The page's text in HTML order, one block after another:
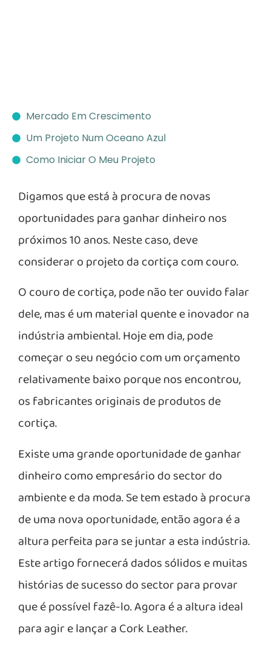
Mercado Em Crescimento
Um Projeto Num Oceano Azul
Como Iniciar O Meu Projeto
Digamos que está à procura de novas
oportunidades para ganhar dinheiro nos
próximos 10 anos. Neste caso, deve
considerar o projeto da cortiça com couro.
O couro de cortiça, pode não ter ouvido falar
dele, mas é um material quente e inovador na
indústria ambiental. Hoje em dia, pode
começar o seu negócio com um orçamento
relativamente baixo porque nos encontrou,
os fabricantes originais de produtos de
cortiça.
Existe uma grande oportunidade de ganhar
dinheiro como empresário do sector do
ambiente e da moda. Se tem estado à procura
de uma nova oportunidade, então agora é a
altura perfeita para se juntar a esta indústria.
Este artigo fornecerá dados sólidos e muitas
histórias de sucesso do sector para provar
que é possível fazê-lo. Agora é a altura ideal
para agir e lançar a Cork Leather.